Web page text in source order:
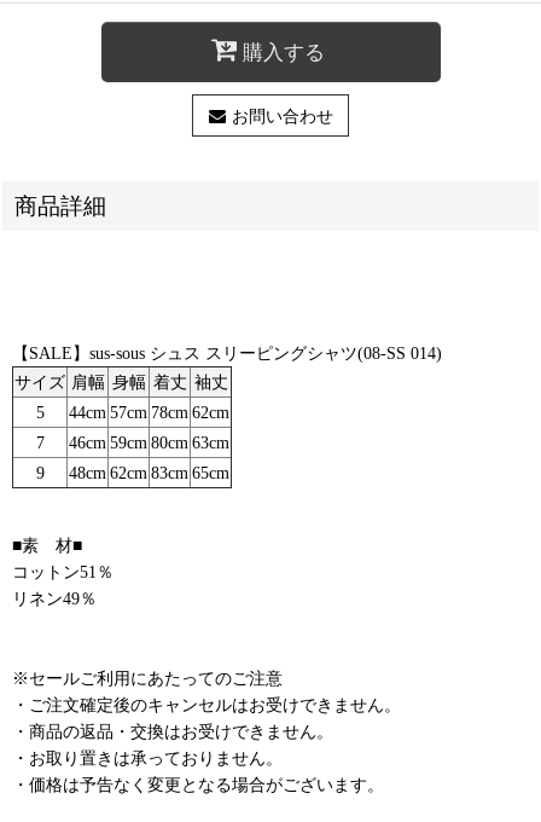
購入する
お問い合わせ
商品詳細
【SALE】sus-sous シュス スリーピングシャツ(08-SS 014)
サイズ 肩幅 身幅 着丈 袖丈
5
44cm 57cm 78cm 62cm
7
46cm 59cm 80cm 63cm
9
48cm 62cm 83cm 65cm
■素 材■
コットン51％
リネン49％
※セールご利用にあたってのご注意
・ご注文確定後のキャンセルはお受けできません。
・商品の返品・交換はお受けできません。
・お取り置きは承っておりません。
・価格は予告なく変更となる場合がございます。